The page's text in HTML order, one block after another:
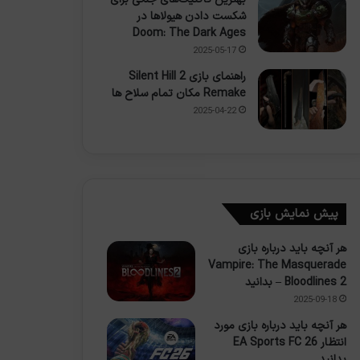
شکست دادن هیولاها در
Doom: The Dark Ages
2025-05-17
راهنمای بازی Silent Hill 2
Remake مکان تمام سلاح ها
2025-04-22
پیش نمایش بازی
هر آنچه باید درباره بازی
Vampire: The Masquerade
– Bloodlines 2 بدانید
2025-09-18
هر آنچه باید درباره بازی مورد
انتظار EA Sports FC 26